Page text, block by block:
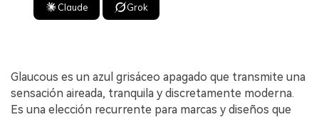
Claude Grok
Glaucous es un azul grisáceo apagado que transmite una
sensación aireada, tranquila y discretamente moderna.
Es una elección recurrente para marcas y diseños que